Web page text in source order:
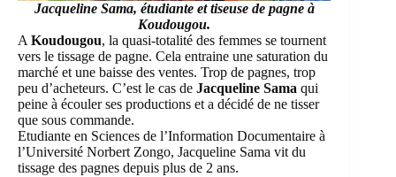
Jacqueline Sama, étudiante et tiseuse de pagne à
Koudougou.
AKoudougou, la quasi-totalité des femmes se tournent
vers le tissage de pagne. Cela entraine une saturation du
marché et une baisse des ventes. Trop de pagnes, trop
peu d’acheteurs. C’est le cas de Jacqueline Sama qui
peine à écouler ses productions et a décidé de ne tisser
que sous commande.
Etudiante en Sciences de l’Information Documentaire à
l’Université Norbert Zongo, Jacqueline Sama vit du
tissage des pagnes depuis plus de 2 ans.